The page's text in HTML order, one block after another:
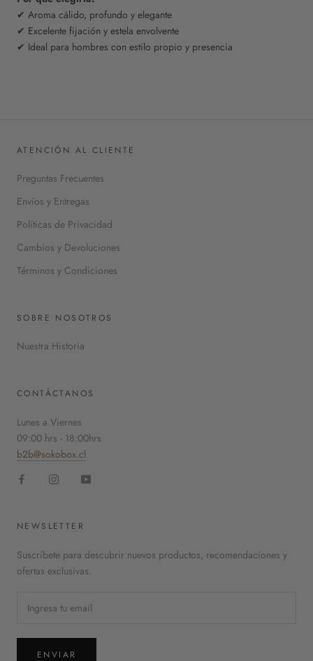
✔ Aroma cálido, profundo y elegante
✔ Excelente fijación y estela envolvente
✔ Ideal para hombres con estilo propio y presencia
ATENCIÓN AL CLIENTE
Preguntas Frecuentes
Envíos y Entregas
Políticas de Privacidad
Cambios y Devoluciones
Términos y Condiciones
SOBRE NOSOTROS
Nuestra Historia
CONTÁCTANOS
Lunes a Viernes
09:00 hrs - 18:00hrs
b2b@sokobox.cl
NEWSLETTER
Suscríbete para descubrir nuevos productos, recomendaciones y
ofertas exclusivas.
ENVIAR